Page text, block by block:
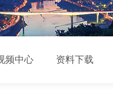
频中心 资料下载